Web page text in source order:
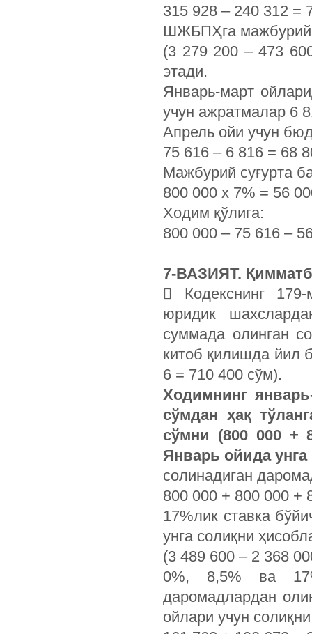
315 928 – 240 312 =
ШЖБПҲга мажбурий
(3 279 200 – 473
этади.
Январь-март
учун ажратмалар 6
Апрель ойи учун
75 616 – 6 816 = 68
Мажбурий суғурта
800 000 х 7% = 56
Ходим қўлига:
800 000 – 75 616 –
7-ВАЗИЯТ.
 Кодекснинг
юридик
суммада олинган
китоб қилишда йил
6 = 710 400 сўм).
Ходимнинг
сўмдан ҳақ
сўмни (800 000 +
Январь ойида унга
солинадиган
800 000 + 800 000 +
17%лик ставка
унга солиқни
(3 489 600 – 2 368
0%, 8,5% ва
даромадлардан
ойлари учун